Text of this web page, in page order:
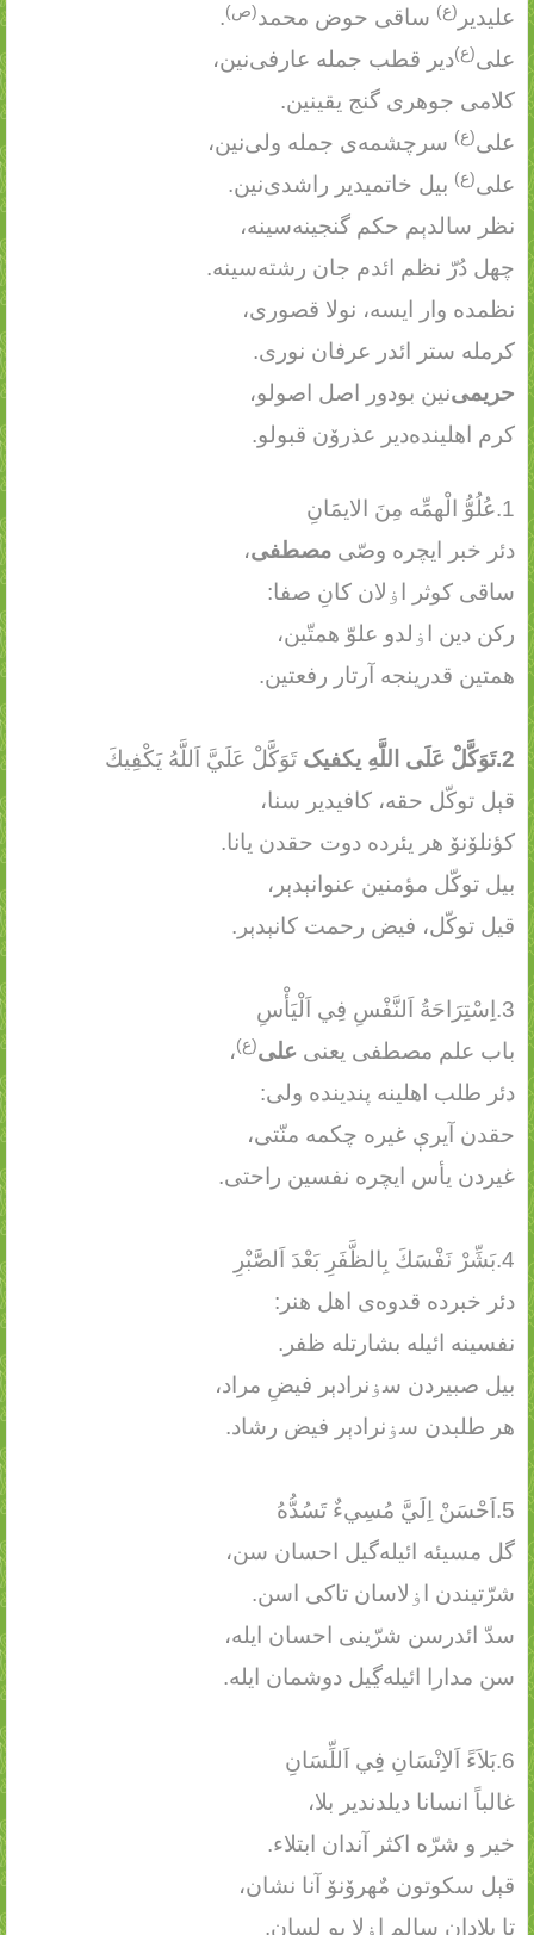
علیدیر (ع) ساقی حوض محمد(ص).
علی(ع)دیر قطب جمله عارفی‌نین،
کلامی جوهری گنج یقینین.
علی(ع) سرچشمه‌ی جمله ولی‌نین،
علی(ع) بیل خاتمیدیر راشدی‌نین.
نظر سالدېم حکم گنجینه‌سینه،
چهل دُرّ نظم ائدم جان رشته‌سینه.
نظمده وار ایسه، نولا قصوری،
کرمله ستر ائدر عرفان نوری.
حریمی‌نین بودور اصل اصولو،
کرم اهلینده‌دیر عذرۆن قبولو.
1.عُلُوُّ الْهمِّه مِنَ الايمَانِ
دئر خبر ایچره وصّی مصطفی،
ساقی کوثر اۏلان کانِ صفا:
رکن دین اۏلدو علوّ همتّین،
همتین قدرینجه آرتار رفعتین.
2.تَوَکَّلْ عَلَى اللَّهِ یکفیک
تَوَكَّلْ عَلَيَّ اَللَّهُ يَكْفِيكَ
قېل توکّل حقه، کافیدیر سنا،
کؤنلۆنۆ هر یئرده دوت حقدن یانا.
بیل توکّل مؤمنین عنوانېدېر،
قیل توکّل، فیض رحمت کانېدېر.
3.اِسْتِرَاحَةُ اَلنَّفْسِ فِي اَلْيَأْسِ
باب علم مصطفی یعنی علی(ع)،
دئر طلب اهلینه پندینده ولی:
حقدن آیرې غیره چکمه منّتی،
غیردن یأس ایچره نفسین راحتی.
4.بَشِّرْ نَفْسَكَ بِالظَّفَرِ بَعْدَ اَلصَّبْرِ
دئر خبرده قدوه‌ی اهل هنر:
نفسینه ائیله بشارتله ظفر.
بیل صبیردن سۏنرادېر فیضِ مراد،
هر طلبدن سۏنرادېر فیض رشاد.
5.اَحْسَنْ اِلَيَّ مُسِيءٌ تَسُدُّهُ
گل مسیئه ائیله‌گیل احسان سن،
شرّتیندن اۏلاسان تاکی اسن.
سدّ ائدرسن شرّینی احسان ایله،
سن مدارا ائیله‌ڲیل دوشمان ایله.
6.بَلاَءً اَلاِنْسَانِ فِي اَللِّسَانِ
غالباً انسانا دیلدندیر بلا،
خیر و شرّه اکثر آندان ابتلاء.
قېل سکوتون مٌهرۆنۆ آنا نشان،
تا بلادان سالم اۏلا بو لسان.